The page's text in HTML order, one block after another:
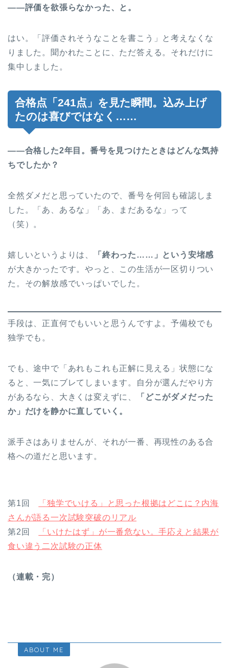
――評価を欲張らなかった、と。
はい。「評価されそうなことを書こう」と考えなくな
りました。聞かれたことに、ただ答える。それだけに
集中しました。
合格点「241点」を見た瞬間。込み上げ
たのは喜びではなく……
――合格した2年目。番号を見つけたときはどんな気持
ちでしたか？
全然ダメだと思っていたので、番号を何回も確認しま
した。「あ、あるな」「あ、まだあるな」って
（笑）。
嬉しいというよりは、
「終わった……」という安堵感
が大きかったです。やっと、この生活が一区切りつい
た。その解放感でいっぱいでした。
手段は、正直何でもいいと思うんですよ。予備校でも
独学でも。
でも、途中で「あれもこれも正解に見える」状態にな
ると、一気にブレてしまいます。自分が選んだやり方
があるなら、大きくは変えずに、
「どこがダメだった
か」だけを静かに直していく。
派手さはありませんが、それが一番、再現性のある合
格への道だと思います。
第1回
「独学でいける」と思った根拠はどこに？内海
さんが語る一次試験突破のリアル
第2回
「いけたはず」が一番危ない。手応えと結果が
食い違う二次試験の正体
（連載・完）
ABOUT ME